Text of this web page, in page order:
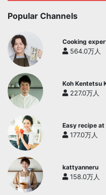
Popular Channels
Cooking
564.0万人
Koh Kentetsu
official channel]
227.0万人
Easy recipe
Yukari's
177.0万人
kattyanneru
158.0万人